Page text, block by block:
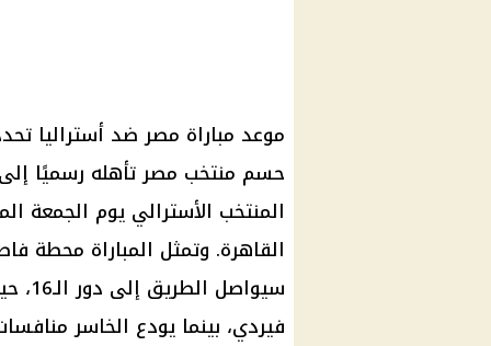
حسم منتخب مصر تأهله رسميًا إلى
المنتخب الأسترالي يوم الجمعة
القاهرة. وتمثل المباراة محطة
فيردي، بينما يودع الخاسر